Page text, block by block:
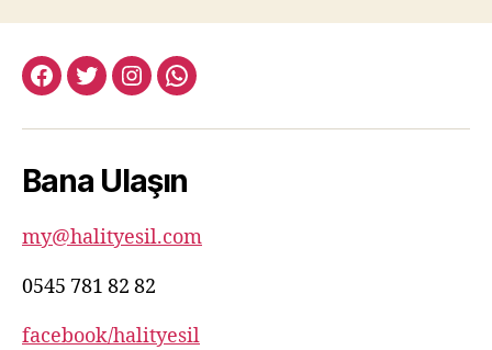
facebook:halityesil
twitter:halityesil
instagram:halityesil
whatsapp:0545
82
Bana Ulaşın
my@halityesil.com
0545 781 82 82
facebook/halityesil